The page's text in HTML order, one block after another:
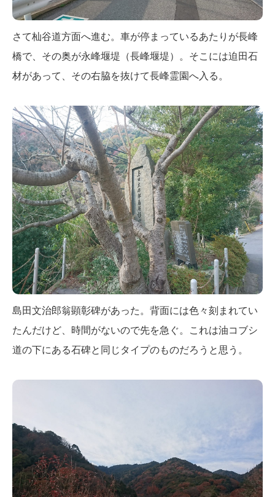
さて杣谷道方面へ進む。車が停まっているあたりが長峰
橋で、その奥が永峰堰堤（長峰堰堤）。そこには迫田石
材があって、その右脇を抜けて長峰霊園へ入る。
島田文治郎翁顕彰碑があった。背面には色々刻まれてい
たんだけど、時間がないので先を急ぐ。これは油コブシ
道の下にある石碑と同じタイプのものだろうと思う。